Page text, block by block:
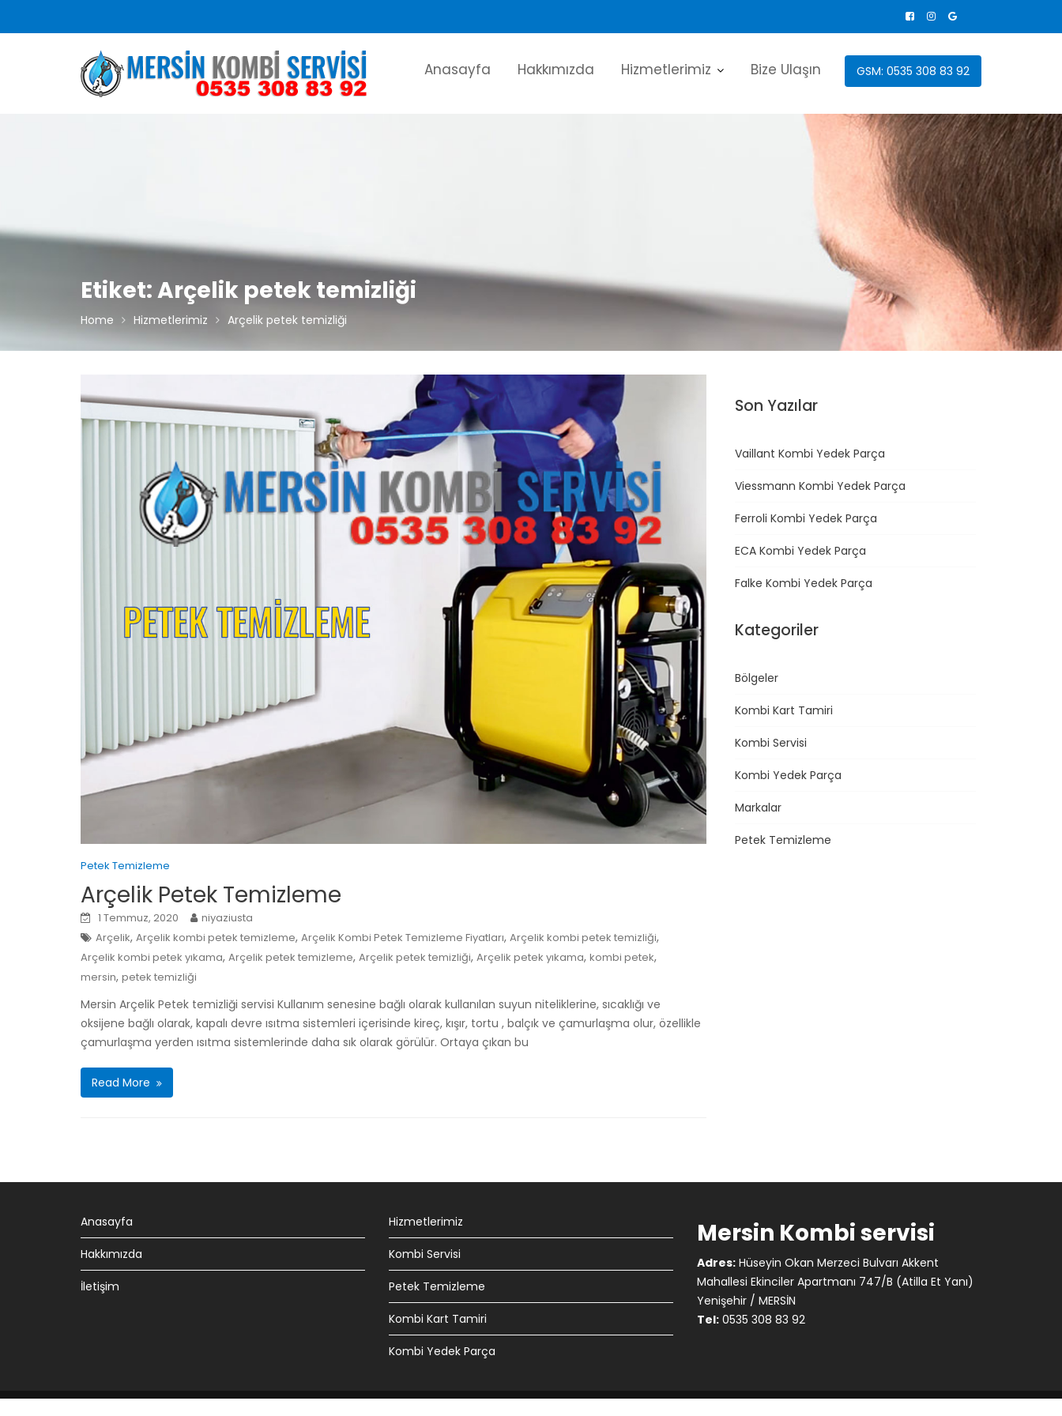
t
GSM: 0535 308 83 92
Anasayfa Hakkımızda Hizmetlerimiz Bize Ulaşın
Etiket: Arçelik petek temizliği
Home Hizmetlerimiz Arçelik petek temizliği
Petek Temizleme
Arçelik Petek Temizleme
1 Temmuz, 2020
niyaziusta
Arçelik, Arçelik kombi petek temizleme, Arçelik Kombi Petek Temizleme Fiyatları, Arçelik kombi petek temizliği,
Arçelik kombi petek yıkama, Arçelik petek temizleme, Arçelik petek temizliği, Arçelik petek yıkama, kombi petek,
mersin, petek temizliği
Mersin Arçelik Petek temizliği servisi Kullanım senesine bağlı olarak kullanılan suyun niteliklerine, sıcaklığı ve
oksijene bağlı olarak, kapalı devre ısıtma sistemleri içerisinde kireç, kışır, tortu , balçık ve çamurlaşma olur, özellikle
çamurlaşma yerden ısıtma sistemlerinde daha sık olarak görülür. Ortaya çıkan bu
Read More
Son Yazılar
Vaillant Kombi Yedek Parça
Viessmann Kombi Yedek Parça
Ferroli Kombi Yedek Parça
ECA Kombi Yedek Parça
Falke Kombi Yedek Parça
Kategoriler
Bölgeler
Kombi Kart Tamiri
Kombi Servisi
Kombi Yedek Parça
Markalar
Petek Temizleme
Anasayfa
Hakkımızda
İletişim
Hizmetlerimiz
Kombi Servisi
Petek Temizleme
Kombi Kart Tamiri
Kombi Yedek Parça
Mersin Kombi servisi
Adres: Hüseyin Okan Merzeci Bulvarı Akkent
Mahallesi Ekinciler Apartmanı 747/B (Atilla Et Yanı)
Yenişehir / MERSİN
Tel: 0535 308 83 92